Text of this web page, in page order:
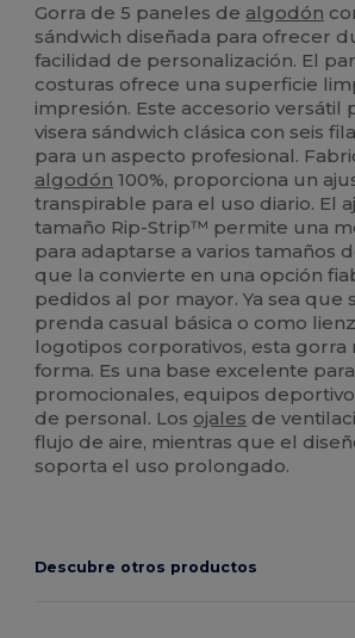
Gorra de 5 paneles de algodón
sándwich diseñada para ofrecer
facilidad de personalización. El
costuras ofrece una superficie
impresión. Este accesorio versátil
visera sándwich clásica con seis
para un aspecto profesional.
algodón 100%, proporciona un
transpirable para el uso diario. El
tamaño Rip-Strip™ permite una
para adaptarse a varios tamaños
que la convierte en una opción
pedidos al por mayor. Ya sea que
prenda casual básica o como
logotipos corporativos, esta gorra
forma. Es una base excelente
promocionales, equipos
de personal. Los ojales de
flujo de aire, mientras que el
soporta el uso prolongado.
Descubre otros productos